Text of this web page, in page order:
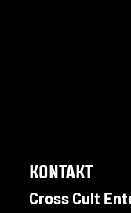
KONTAKT
Cross Cult